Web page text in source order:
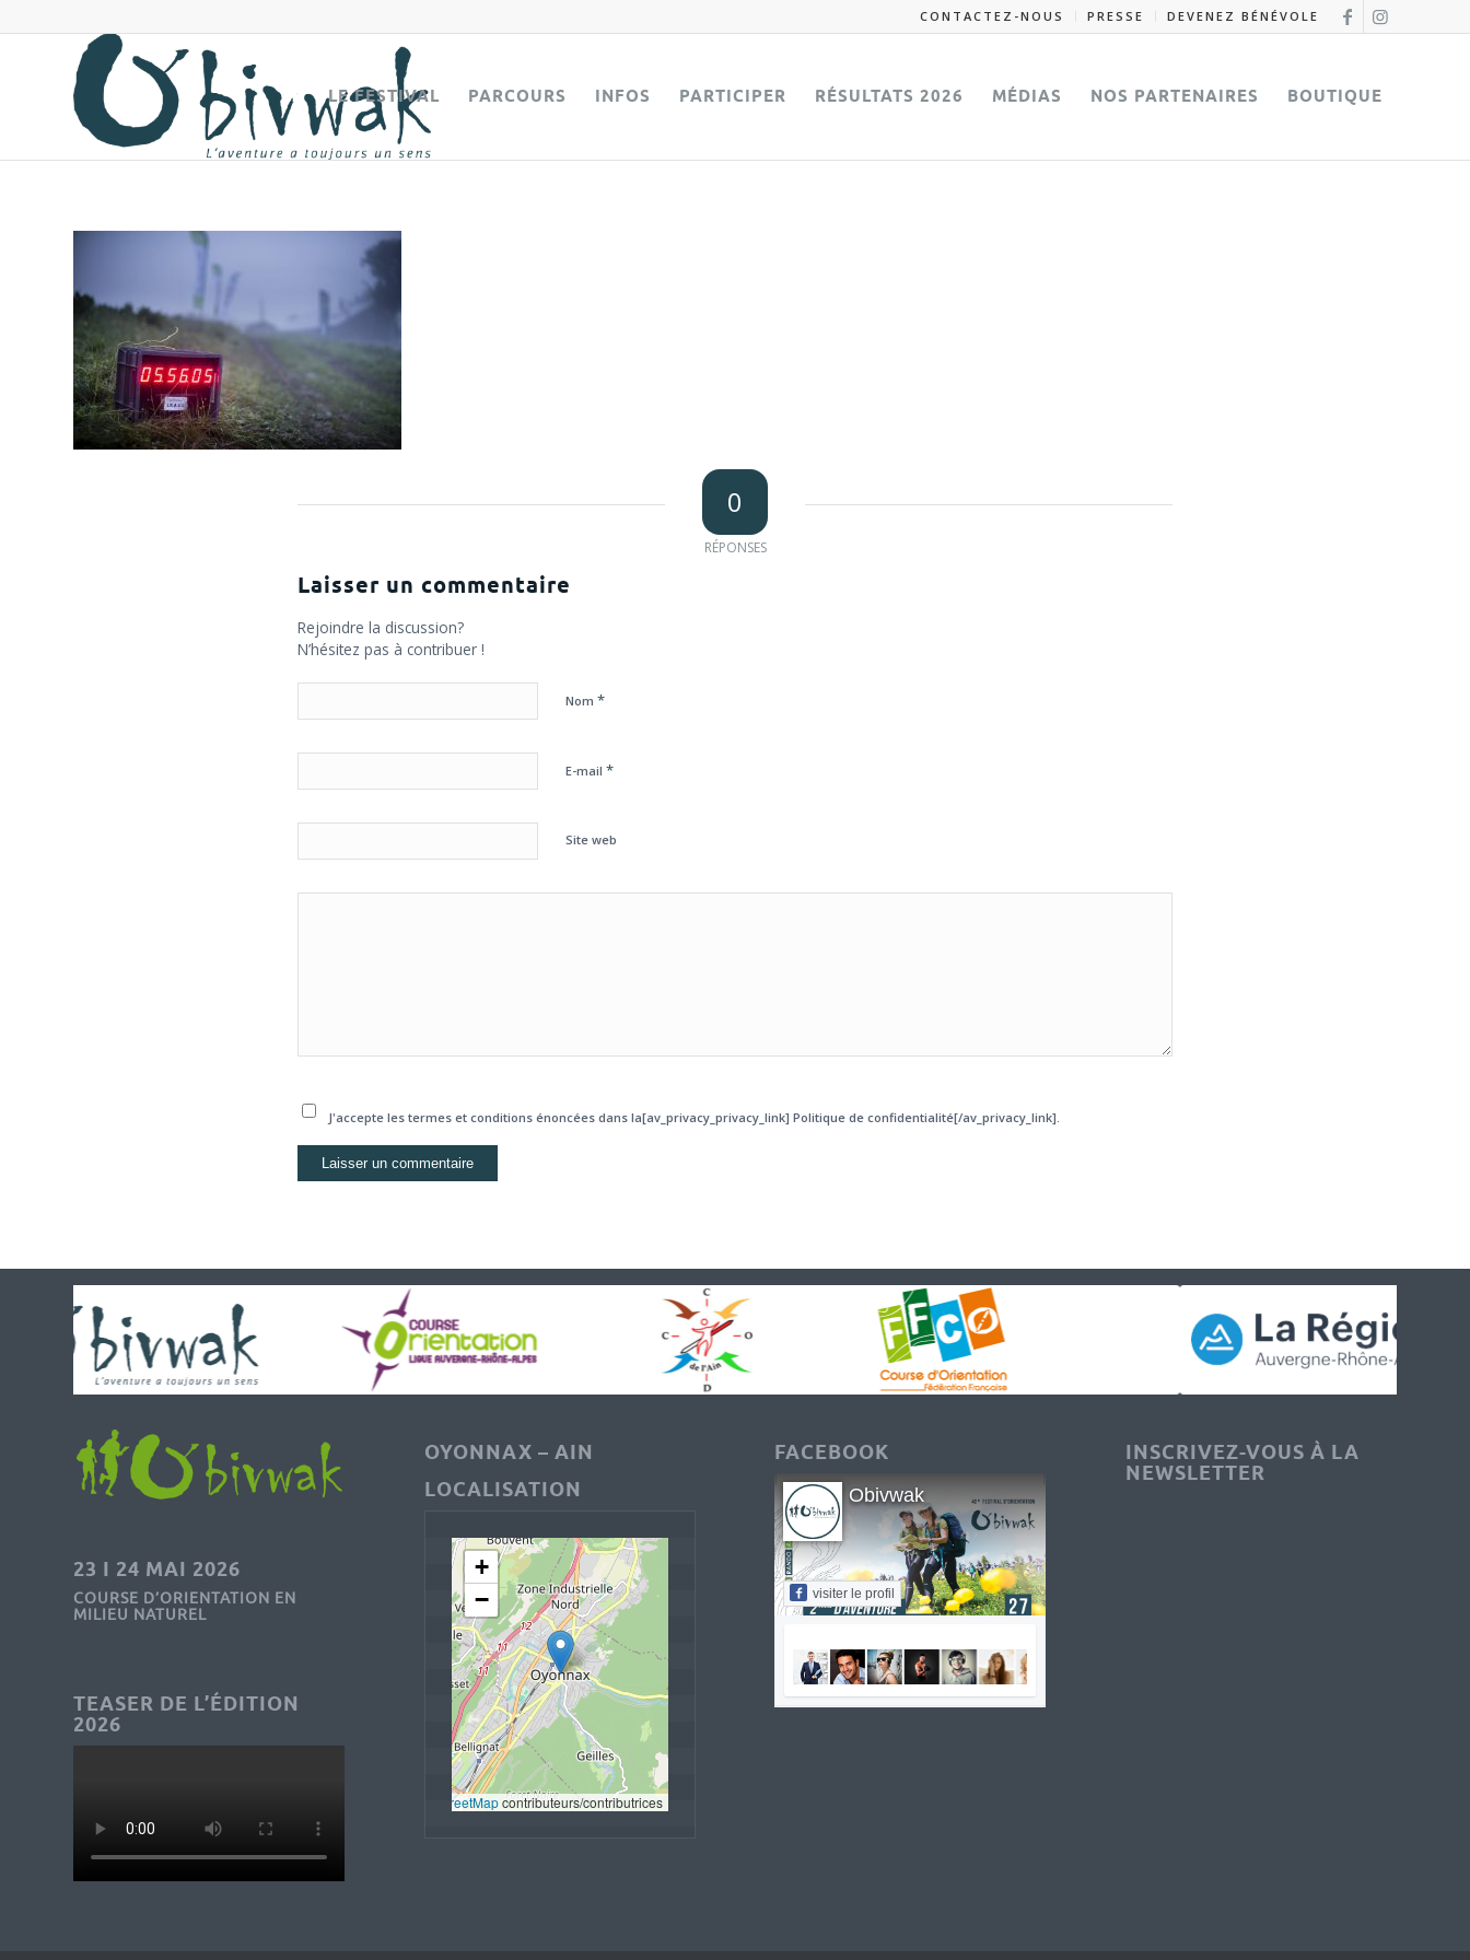
CONTACTEZ-NOUS PRESSE DEVENEZ BÉNÉVOLE
LE FESTIVAL PARCOURS INFOS PARTICIPER RÉSULTATS 2026 MÉDIAS NOS PARTENAIRES BOUTIQUE
0
RÉPONSES
Laisser un commentaire
Rejoindre la discussion?
N’hésitez pas à contribuer !
Nom *
E-mail *
Site web
J'accepte les termes et conditions énoncées dans la[av_privacy_privacy_link] Politique de confidentialité[/av_privacy_link].
23 I 24 MAI 2026
COURSE D’ORIENTATION EN
MILIEU NATUREL
TEASER DE L’ÉDITION
2026
OYONNAX – AIN
LOCALISATION
+
−
OpenStreetMap contributeurs/contributrices
FACEBOOK
Obivwak
visiter le profil
INSCRIVEZ-VOUS À LA
NEWSLETTER